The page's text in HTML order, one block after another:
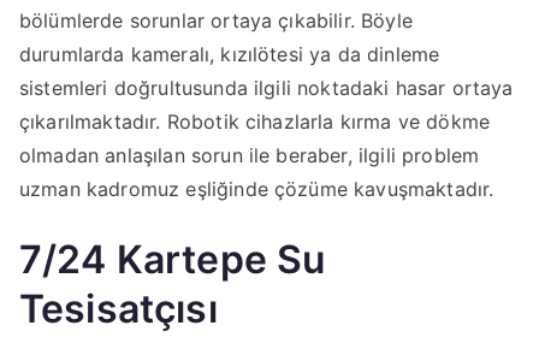
bölümlerde sorunlar ortaya çıkabilir. Böyle
durumlarda kameralı, kızılötesi ya da dinleme
sistemleri doğrultusunda ilgili noktadaki hasar ortaya
çıkarılmaktadır. Robotik cihazlarla kırma ve dökme
olmadan anlaşılan sorun ile beraber, ilgili problem
uzman kadromuz eşliğinde çözüme kavuşmaktadır.
7/24 Kartepe Su
Tesisatçısı